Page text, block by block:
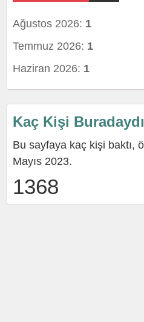
Ağustos 2026: 1
Temmuz 2026: 1
Haziran 2026: 1
Kaç Kişi
Bu sayfaya kaç kişi baktı,
Mayıs 2023.
1368